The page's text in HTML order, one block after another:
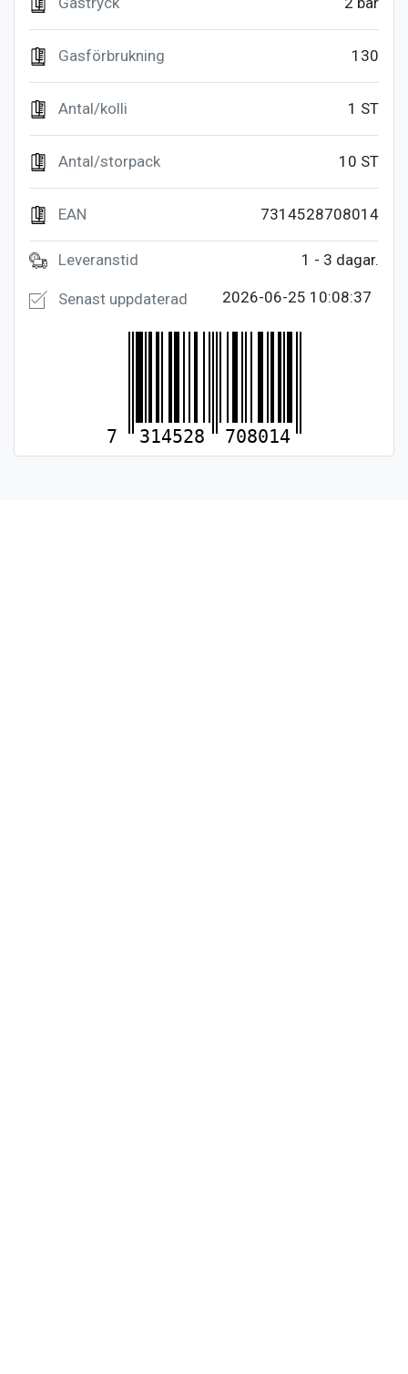
130
Gasförbrukning
1 ST
Antal/kolli
10 ST
Antal/storpack
7314528708014
EAN
1 - 3 dagar.
Leveranstid
2026-06-25 10:08:37
Senast uppdaterad
7 314528 708014